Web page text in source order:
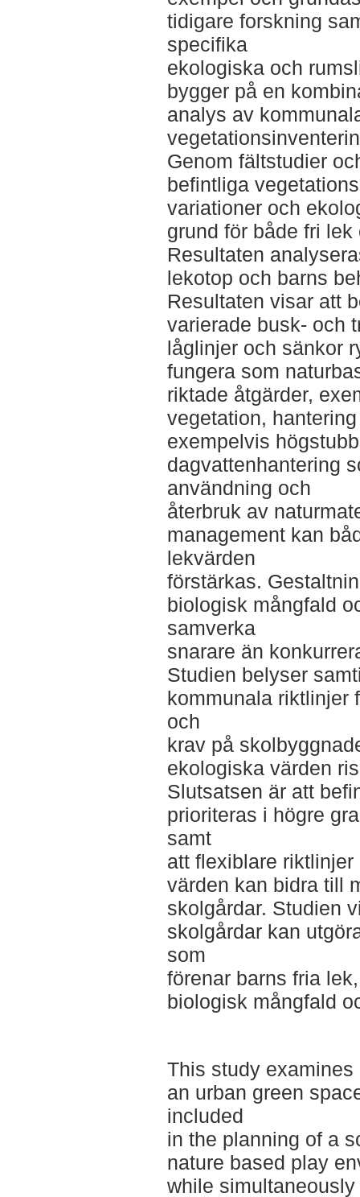
tidigare forskning
specifika
ekologiska och
bygger på en
analys av
Genom fältstudier
befintliga
variationer och
grund för både fri
Resultaten
lekotop och barns
Resultaten visar att
varierade busk- och
låglinjer och sänkor
fungera som
riktade åtgärder,
vegetation,
exempelvis
dagvattenhantering
användning och
återbruk av
management kan
lekvärden
förstärkas.
biologisk mångfald
samverka
snarare än
Studien belyser
kommunala riktlinjer
och
krav på
ekologiska värden
Slutsatsen är att
prioriteras i högre
samt
att flexiblare
värden kan bidra till
skolgårdar. Studien
skolgårdar kan
som
förenar barns fria
biologisk mångfald
This study
an urban green
included
in the planning of a
nature based play
while